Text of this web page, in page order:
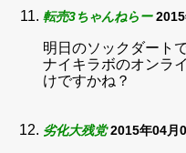
転売3ちゃんねらー
明日のソックダート
ナイキラボのオンラ
けですかね？
劣化大残党 2015年04月